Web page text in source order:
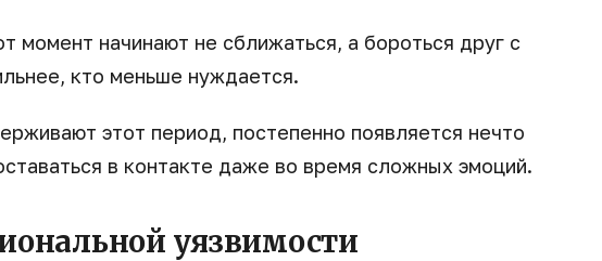
момент начинают не сближаться, а бороться друг с
кто меньше нуждается.
этот период, постепенно появляется нечто
в контакте даже во время сложных эмоций.
уязвимости